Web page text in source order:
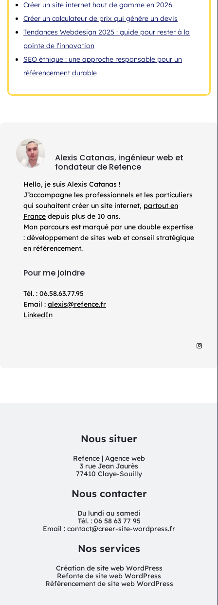
Créer un site internet haut de gamme en 2026
Créer un calculateur de prix qui génère un devis
Tendances Webdesign 2025 : guide pour rester à la
pointe de l’innovation
SEO éthique : une approche responsable pour un
référencement durable
Alexis Catanas, ingénieur web et
fondateur de Refence
Hello, je suis Alexis Catanas !
J’accompagne les professionnels et les particuliers
qui souhaitent créer un site internet, partout en
France depuis plus de 10 ans.
Mon parcours est marqué par une double expertise
: développement de sites web et conseil stratégique
en référencement.
Pour me joindre
Tél. : 06.58.63.77.95
Email : alexis@refence.fr
LinkedIn
Nous situer
Refence | Agence web
3 rue Jean Jaurès
77410 Claye-Souilly
Nous contacter
Du lundi au samedi
Tél. : 06 58 63 77 95
Email : contact@creer-site-wordpress.fr
Nos services
Création de site web WordPress
Refonte de site web WordPress
Référencement de site web WordPress